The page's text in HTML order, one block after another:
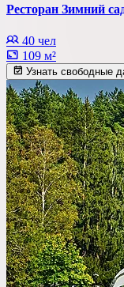
Ресторан Зимний
40 чел
109 м²
Узнать свободные